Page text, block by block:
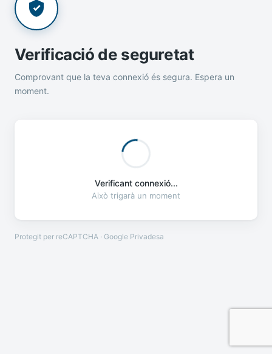
Verificació de seguretat
Comprovant que la teva connexió és segura. Espera un
moment.
Verificant connexió...
Això trigarà un moment
Protegit per reCAPTCHA · Google Privadesa